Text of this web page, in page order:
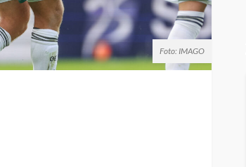
Foto: IMAGO